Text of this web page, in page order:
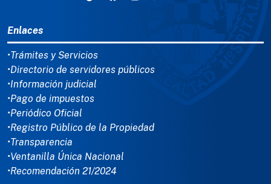
Enlaces
•Trámites y Servicios
•Directorio de servidores públicos
•Información judicial
•Pago de impuestos
•Periódico Oficial
•Registro Público de la Propiedad
•Transparencia
•Ventanilla Única Nacional
•Recomendación 21/2024